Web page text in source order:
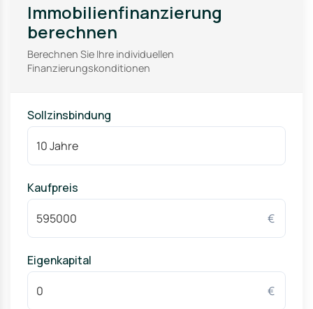
Immobilienfinanzierung
berechnen
Berechnen Sie Ihre individuellen
Finanzierungskonditionen
Sollzinsbindung
Kaufpreis
€
Eigenkapital
€